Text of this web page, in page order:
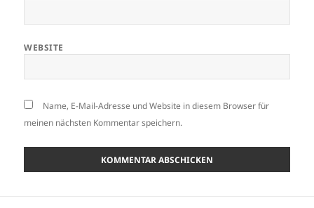
WEBSITE
Name, E-Mail-Adresse und Website in diesem Browser für
meinen nächsten Kommentar speichern.